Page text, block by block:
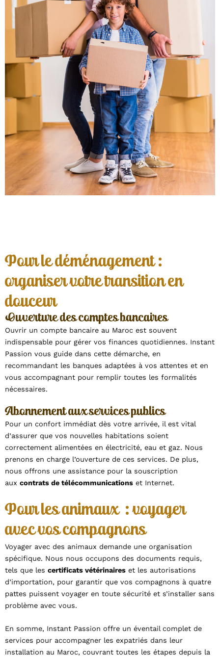
Pour le déménagement :
organiser votre transition en
douceur
Ouverture des comptes bancaires
Ouvrir un compte bancaire au Maroc est souvent
indispensable pour gérer vos finances quotidiennes. Instant
Passion vous guide dans cette démarche, en
recommandant les banques adaptées à vos attentes et en
vous accompagnant pour remplir toutes les formalités
nécessaires.
Abonnement aux services publics
Pour un confort immédiat dès votre arrivée, il est vital
d’assurer que vos nouvelles habitations soient
correctement alimentées en électricité, eau et gaz. Nous
prenons en charge l’ouverture de ces services. De plus,
nous offrons une assistance pour la souscription
aux contrats de télécommunications et Internet.
Pour les animaux : voyager
avec vos compagnons
Voyager avec des animaux demande une organisation
spécifique. Nous nous occupons des documents requis,
tels que les certificats vétérinaires et les autorisations
d’importation, pour garantir que vos compagnons à quatre
pattes puissent voyager en toute sécurité et s’installer sans
problème avec vous.
En somme, Instant Passion offre un éventail complet de
services pour accompagner les expatriés dans leur
installation au Maroc, couvrant toutes les étapes depuis la